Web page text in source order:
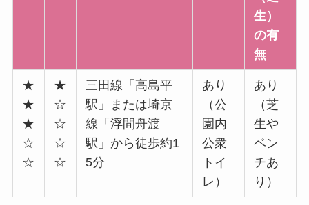
生）
の有
無
★
★
★
☆
☆
★
☆
☆
☆
☆
三田線「高島平
駅」または埼京
線「浮間舟渡
駅」から徒歩約1
5分
あり
（公
園内
公衆
トイ
レ）
あり
（芝
生や
ベン
チあ
り）